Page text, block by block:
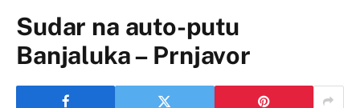
Sudar na auto-putu
Banjaluka – Prnjavor